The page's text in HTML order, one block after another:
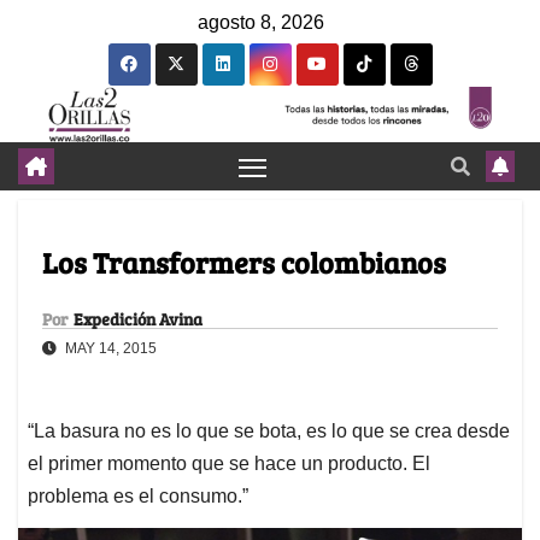
agosto 8, 2026
Los Transformers colombianos
Por Expedición Avina
MAY 14, 2015
“La basura no es lo que se bota, es lo que se crea desde
el primer momento que se hace un producto. El
problema es el consumo.”